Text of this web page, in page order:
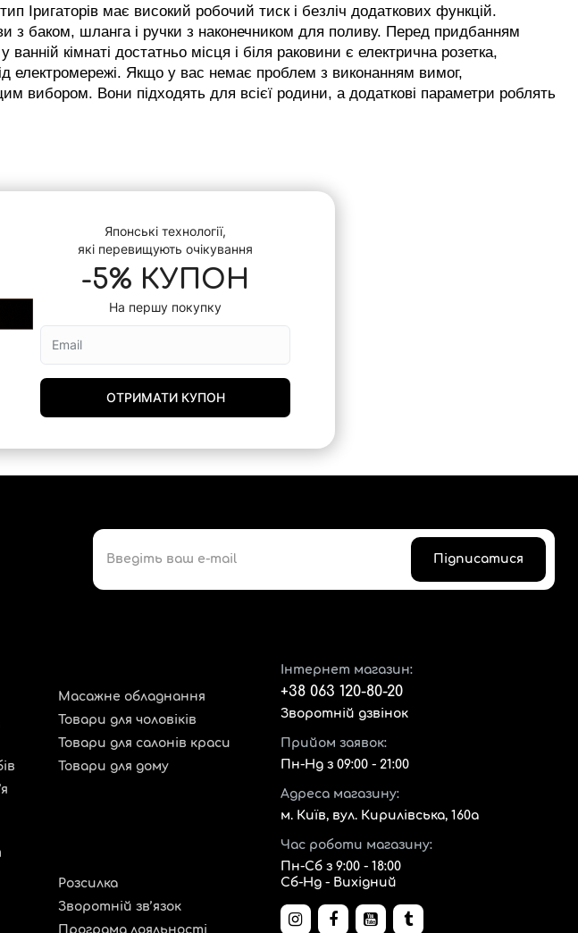
Іригаторів має високий робочий тиск і безліч додаткових функцій.
з баком, шланга і ручки з наконечником для поливу. Перед придбанням
кімнаті достатньо місця і біля раковини є електрична розетка,
електромережі. Якщо у вас немає проблем з виконанням вимог,
вибором. Вони підходять для всієї родини, а додаткові параметри роблять
Японські технології,
які перевищують очікування
-5% КУПОН
На першу покупку
ОТРИМАТИ КУПОН
Підписатися
Масажне обладнання
Товари для чоловіків
Товари для салонів краси
Товари для дому
Розсилка
Зворотній зв’язок
Програма лояльності
Інтернет магазин:
+38 063 120-80-20
Зворотній дзвінок
Прийом заявок:
Пн-Нд з 09:00 - 21:00
Адреса магазину:
м. Київ, вул. Кирилівська, 160а
Час роботи магазину:
Пн-Сб з 9:00 - 18:00
Сб-Нд - Вихідний